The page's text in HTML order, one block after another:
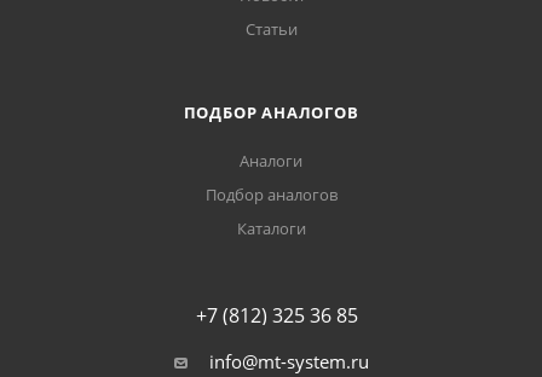
Статьи
ПОДБОР АНАЛОГОВ
Аналоги
Подбор аналогов
Каталоги
+7 (812) 325 36 85
info@mt-system.ru